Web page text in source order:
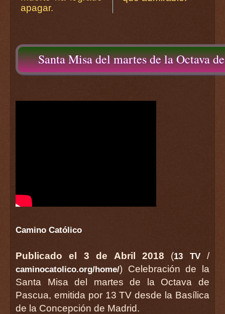
apagar.
Santa Misa del martes de la Octava
Camino Católico
Publicado el 3 de Abril 2018 (13 TV/
caminocatolico.org/home/) Celebración de la
Santa Misa del martes de la Octava de
Pascua, emitida por 13 TV desde la Basílica
de la Concepción de Madrid.